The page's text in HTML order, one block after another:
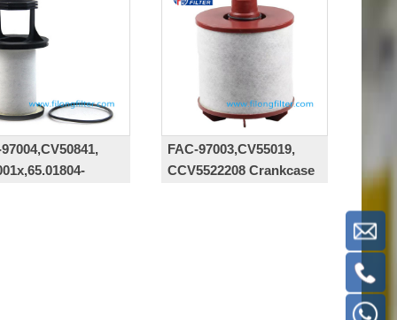
5359
FAC-97003,CV55019,
CCV5522208 Crankcase